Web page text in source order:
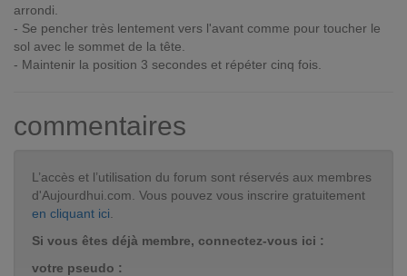
arrondi.
- Se pencher très lentement vers l'avant comme pour toucher le
sol avec le sommet de la tête.
- Maintenir la position 3 secondes et répéter cinq fois.
commentaires
L’accès et l’utilisation du forum sont réservés aux membres
d'Aujourdhui.com. Vous pouvez vous inscrire gratuitement
en cliquant ici
Si vous êtes déjà membre, connectez-vous ici :
votre pseudo :